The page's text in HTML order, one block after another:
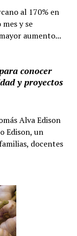
al 170% en
y se
aumento...
conocer
y proyectos
Alva Edison
Edison, un
docentes